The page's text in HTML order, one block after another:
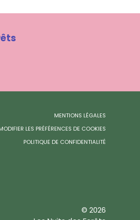
MENTIONS LÉGALES
LES PRÉFÉRENCES DE COOKIES
POLITIQUE DE CONFIDENTIALITÉ
© 2026